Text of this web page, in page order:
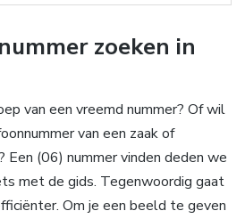
zoeken in
van een vreemd nummer? Of wil
van een zaak of
(06) nummer vinden deden we
met de gids. Tegenwoordig gaat
Om je een beeld te geven